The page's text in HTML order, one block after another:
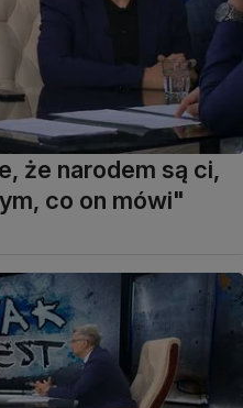
że narodem są ci,
co on mówi"